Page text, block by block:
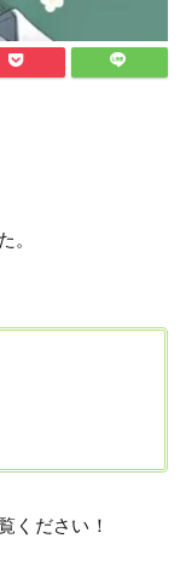
。
ください！